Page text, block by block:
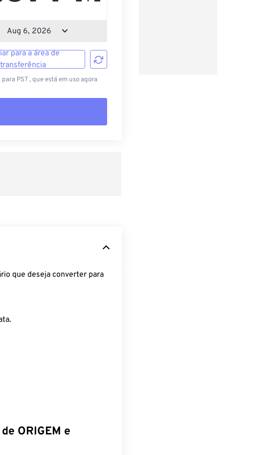
para a área de
transferência
PST , que está em uso agora
que deseja converter para
ORIGEM e